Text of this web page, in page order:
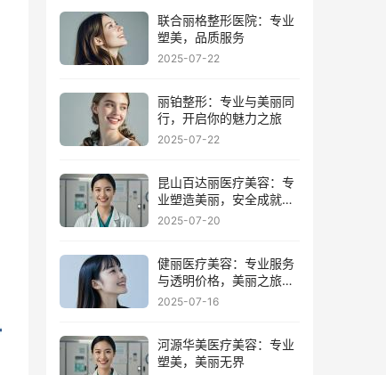
联合丽格整形医院：专业
塑美，品质服务
2025-07-22
丽铂整形：专业与美丽同
行，开启你的魅力之旅
2025-07-22
昆山百达丽医疗美容：专
业塑造美丽，安全成就梦
想
2025-07-20
健丽医疗美容：专业服务
与透明价格，美丽之旅从
这里开始
2025-07-16
河源华美医疗美容：专业
塑美，美丽无界